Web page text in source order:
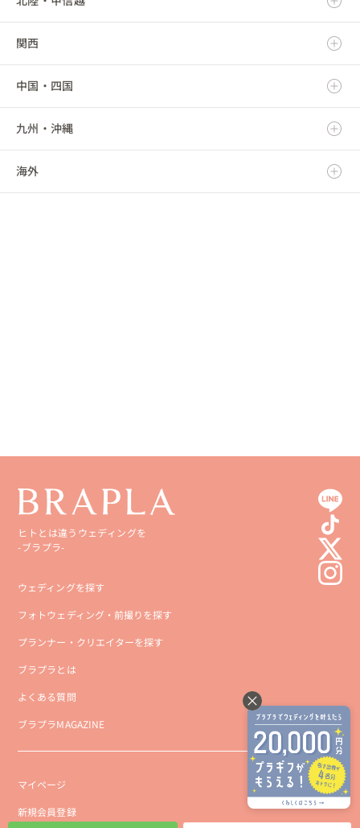
秋田県
山形県
福島県
群馬県
埼玉県
千葉県
東京都
静岡県
愛知県
三重県
新潟県
富山県
石川県
福井県
関西
滋賀県
京都府
大阪府
中国・四国
鳥取県
島根県
九州・沖縄
福岡県
海外
ヒトとは違うウェディングを
-ブラプラ-
ウェディングを探す
フォトウェディング・前撮りを探す
プランナー・クリエイターを探す
ブラプラとは
よくある質問
ブラプラMAGAZINE
マイページ
新規会員登録